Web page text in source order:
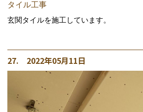
タイル工事
玄関タイルを施工しています。
27. 2022年05月11日